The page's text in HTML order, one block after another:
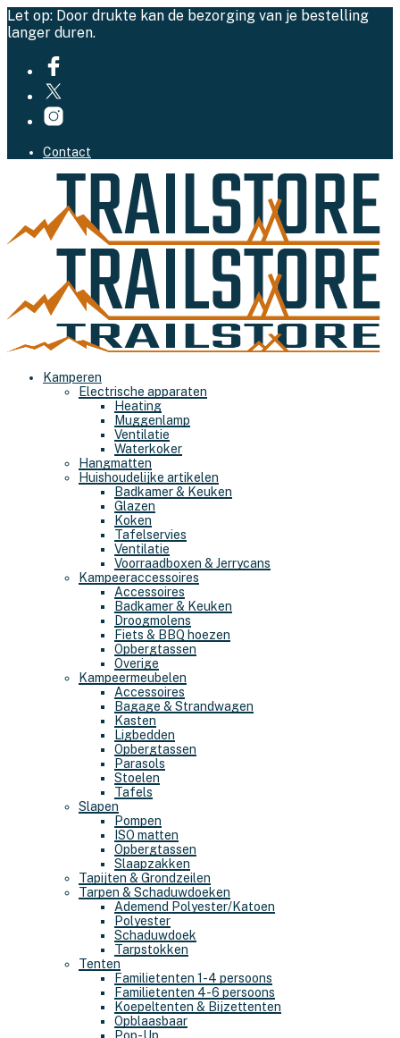
Let op: Door drukte kan de bezorging van je bestelling
langer duren.
Contact
Kamperen
Electrische apparaten
Heating
Muggenlamp
Ventilatie
Waterkoker
Hangmatten
Huishoudelijke artikelen
Badkamer & Keuken
Glazen
Koken
Tafelservies
Ventilatie
Voorraadboxen & Jerrycans
Kampeeraccessoires
Accessoires
Badkamer & Keuken
Droogmolens
Fiets & BBQ hoezen
Opbergtassen
Overige
Kampeermeubelen
Accessoires
Bagage & Strandwagen
Kasten
Ligbedden
Opbergtassen
Parasols
Stoelen
Tafels
Slapen
Pompen
ISO matten
Opbergtassen
Slaapzakken
Tapijten & Grondzeilen
Tarpen & Schaduwdoeken
Ademend Polyester/Katoen
Polyester
Schaduwdoek
Tarpstokken
Tenten
Familietenten 1-4 persoons
Familietenten 4-6 persoons
Koepeltenten & Bijzettenten
Opblaasbaar